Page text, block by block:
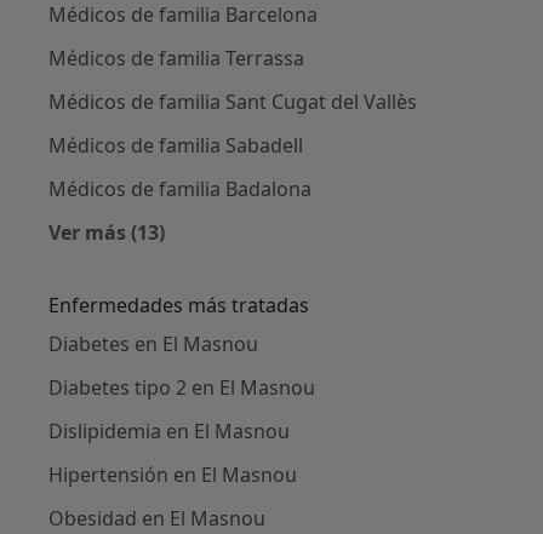
Médicos de familia Barcelona
Médicos de familia Terrassa
Médicos de familia Sant Cugat del Vallès
Médicos de familia Sabadell
Médicos de familia Badalona
Ver más (13)
Enfermedades más tratadas
Diabetes en El Masnou
Diabetes tipo 2 en El Masnou
Dislipidemia en El Masnou
Hipertensión en El Masnou
Obesidad en El Masnou